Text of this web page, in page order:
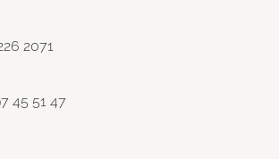
2071
45 51 47